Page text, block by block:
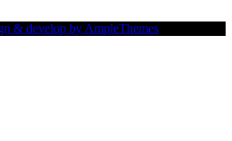
& develop by AmpleThemes